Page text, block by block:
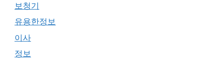
보청기
유용한정보
이사
정보